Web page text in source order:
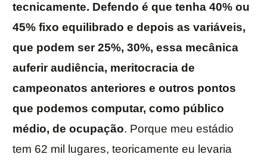
tecnicamente. Defendo é que tenha 40% ou
45% fixo equilibrado e depois as variáveis,
que podem ser 25%, 30%, essa mecânica
auferir audiência, meritocracia de
campeonatos anteriores e outros pontos
que podemos computar, como público
médio, de ocupação. Porque meu estádio
tem 62 mil lugares, teoricamente eu levaria